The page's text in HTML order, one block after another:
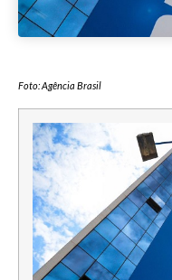
Foto: Agência Brasil